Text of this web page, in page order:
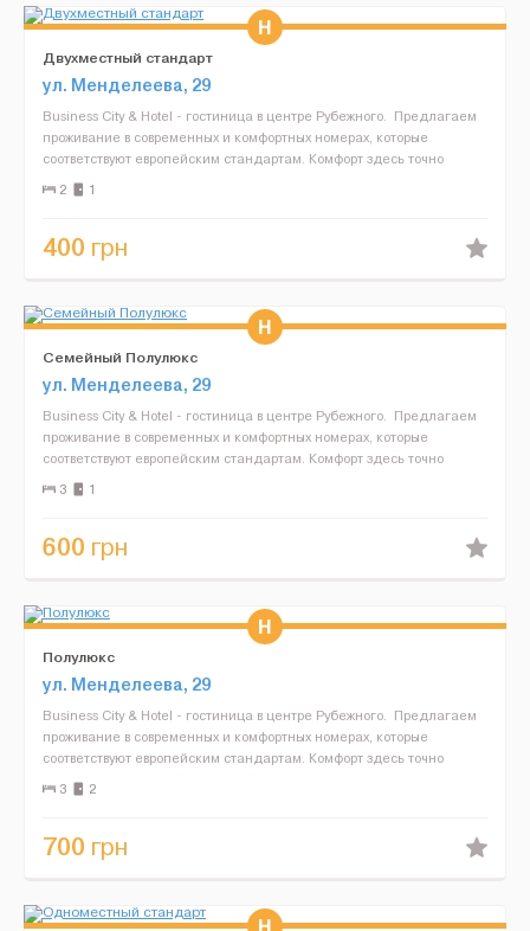
Двухместный стандарт
ул. Менделеева, 29
Business City & Hotel - гостиница в центре Рубежного. Предлагаем
проживание в современных и комфортных номерах, которые
соответствуют европейским стандартам. Комфорт здесь точно
обеспечен. Что же предлагает нам гостиниц...
2 1
400 грн
Семейный Полулюкс
ул. Менделеева, 29
Business City & Hotel - гостиница в центре Рубежного. Предлагаем
проживание в современных и комфортных номерах, которые
соответствуют европейским стандартам. Комфорт здесь точно
обеспечен. Что же предлагает нам гостиниц...
3 1
600 грн
Полулюкс
ул. Менделеева, 29
Business City & Hotel - гостиница в центре Рубежного. Предлагаем
проживание в современных и комфортных номерах, которые
соответствуют европейским стандартам. Комфорт здесь точно
обеспечен. Что же предлагает нам гостиница:&nb...
3 2
700 грн